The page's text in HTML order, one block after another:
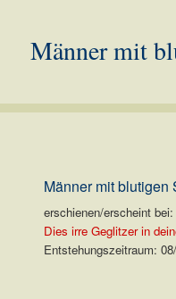
Männer mit
Männer mit blutigen
erschienen/erscheint bei:
Dies irre Geglitzer in
Entstehungszeitraum: